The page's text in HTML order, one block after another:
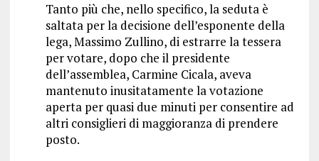
Tanto più che, nello specifico, la seduta è
saltata per la decisione dell’esponente della
lega, Massimo Zullino, di estrarre la tessera
per votare, dopo che il presidente
dell’assemblea, Carmine Cicala, aveva
mantenuto inusitatamente la votazione
aperta per quasi due minuti per consentire ad
altri consiglieri di maggioranza di prendere
posto.